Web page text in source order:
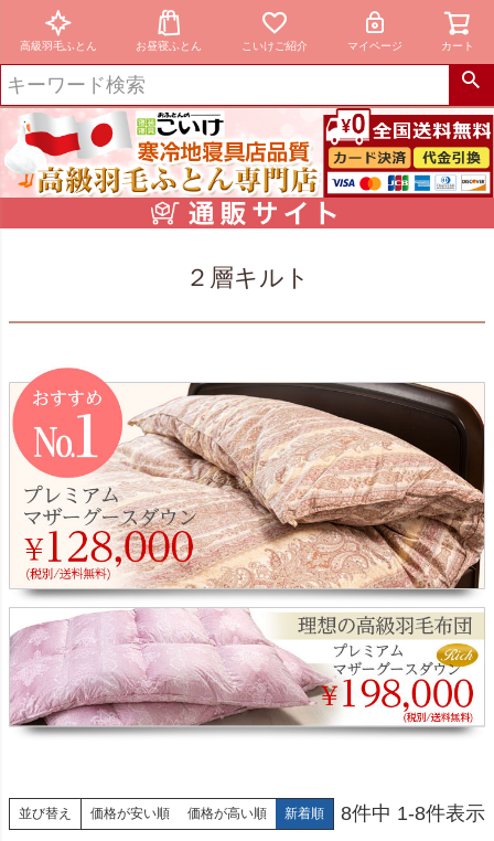
高級羽毛ふとん お昼寝ふとん こいけご紹介 マイページ カート
２層キルト
並び替え 価格が安い順 価格が高い順 新着順 8件中 1-8件表示